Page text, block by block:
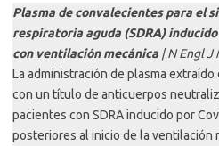
Plasma de convalecientes para el
respiratoria aguda (SDRA)
con ventilación mecánica | N Engl J
La administración de plasma
con un título de anticuerpos
pacientes con SDRA inducido por
posteriores al inicio de la ventilación